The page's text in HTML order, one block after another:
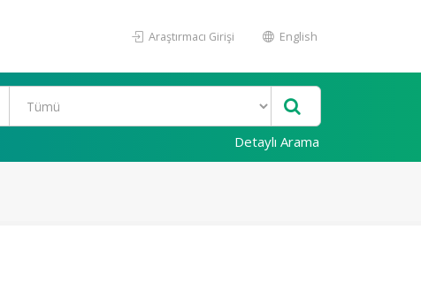
Araştırmacı Girişi English
Detaylı Arama